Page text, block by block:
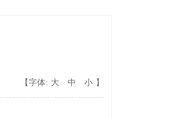
【字体: 大 中 小 】